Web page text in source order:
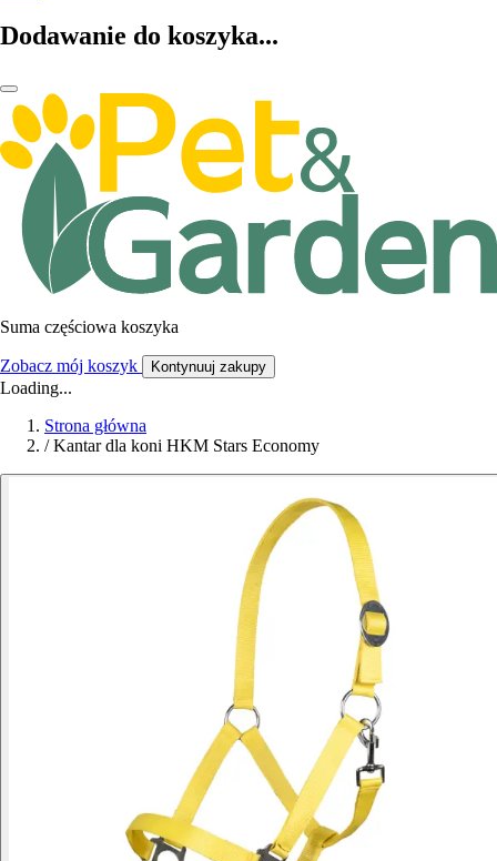
Dodawanie do koszyka...
Suma częściowa koszyka
Zobacz mój koszyk Kontynuuj zakupy
Loading...
Strona główna
/ Kantar dla koni HKM Stars Economy